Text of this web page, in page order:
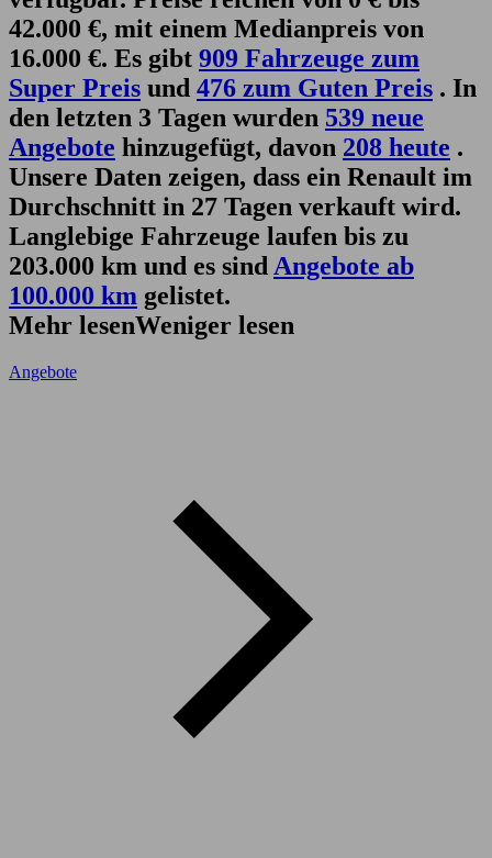
42.000 €, mit einem Medianpreis von
16.000 €. Es gibt 909 Fahrzeuge zum
Super Preis und 476 zum Guten Preis . In
den letzten 3 Tagen wurden 539 neue
Angebote hinzugefügt, davon 208 heute .
Unsere Daten zeigen, dass ein Renault im
Durchschnitt in 27 Tagen verkauft wird.
Langlebige Fahrzeuge laufen bis zu
203.000 km und es sind Angebote ab
100.000 km gelistet.
Mehr lesenWeniger lesen
Angebote